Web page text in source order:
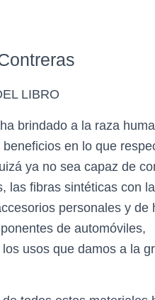
LIBRO
brindado a la raza
en lo que
ya no sea capaz de
las fibras sintéticas con
personales y de
de automóviles,
usos que damos a la